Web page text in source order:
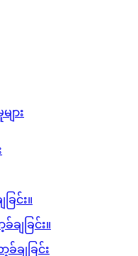
ျား
ြင်း။
ချခြင်း။
ခ်ချခြင်း